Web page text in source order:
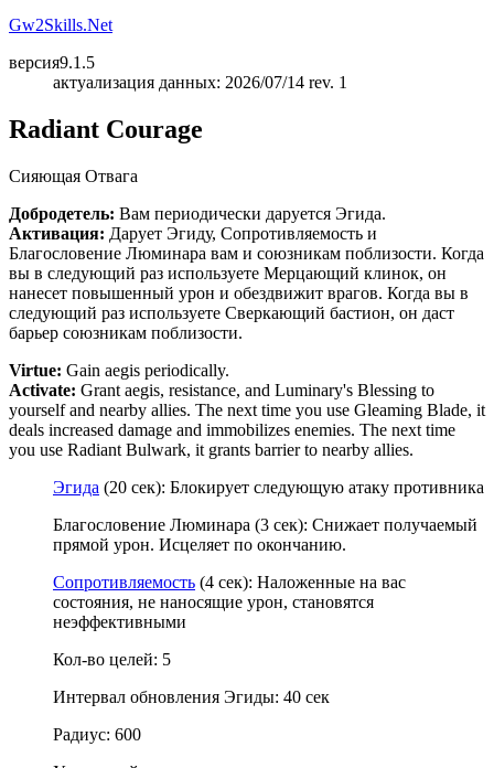
Gw2Skills.Net
версия9.1.5
актуализация данных: 2026/07/14 rev. 1
Radiant Courage
Сияющая Отвага
Добродетель: Вам периодически даруется Эгида.
Активация: Дарует Эгиду, Сопротивляемость и
Благословение Люминара вам и союзникам поблизости. Когда
вы в следующий раз используете Мерцающий клинок, он
нанесет повышенный урон и обездвижит врагов. Когда вы в
следующий раз используете Сверкающий бастион, он даст
барьер союзникам поблизости.
Virtue: Gain aegis periodically.
Activate: Grant aegis, resistance, and Luminary's Blessing to
yourself and nearby allies. The next time you use Gleaming Blade, it
deals increased damage and immobilizes enemies. The next time
you use Radiant Bulwark, it grants barrier to nearby allies.
Эгида (20 сек): Блокирует следующую атаку противника
Благословение Люминара (3 сек): Снижает получаемый
прямой урон. Исцеляет по окончанию.
Сопротивляемость (4 сек): Наложенные на вас
состояния, не наносящие урон, становятся
неэффективными
Кол-во целей: 5
Интервал обновления Эгиды: 40 сек
Радиус: 600